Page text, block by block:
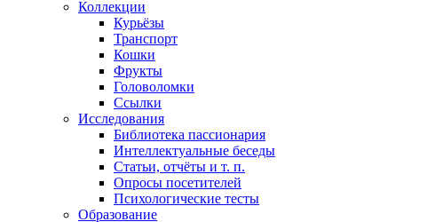
Коллекции
Курьёзы
Транспорт
Кошки
Фрукты
Головоломки
Ссылки
Исследования
Библиотека пассионария
Интеллектуальные беседы
Статьи, отчёты и т. п.
Опросы посетителей
Психологические тесты
Образование